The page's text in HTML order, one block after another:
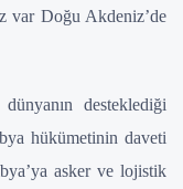
var Doğu Akdeniz’de
desteklediği
hükümetinin daveti
asker ve lojistik